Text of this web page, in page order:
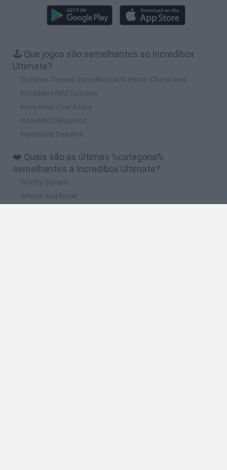
🕹️ Que jogos são semelhantes ao Incredibox
Ultimate?
Ozzybox Terrors: Incredibox with Horror Characters
Incredibox Red Colorbox
Incredibox: Cool As Ice
Incredibox Recursed
Incredibop Deadline
❤️ Quais são as últimas %categoria%
semelhantes a Incredibox Ultimate?
Witchy Sisters
Smash and Break